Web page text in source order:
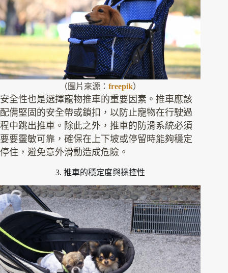
（圖片來源：freepik）
安全性也是選擇寵物推車的重要因素。推車應該
配備堅固的安全帶或鎖扣，以防止寵物在行駛過
程中跳出推車。除此之外，推車的防滑系統必須
要要靈敏可靠，確保在上下坡或停留時能夠穩定
停住，避免意外滑動造成危險。
3. 推車的穩定度與操控性